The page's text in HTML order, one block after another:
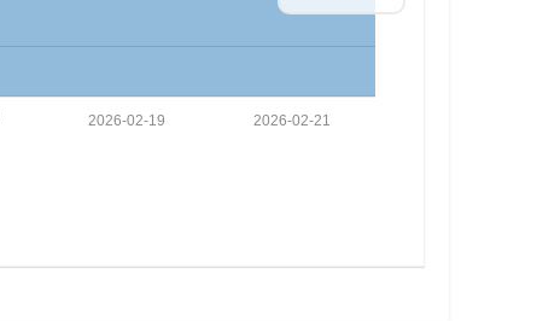
2026-02-21
2026-02-19